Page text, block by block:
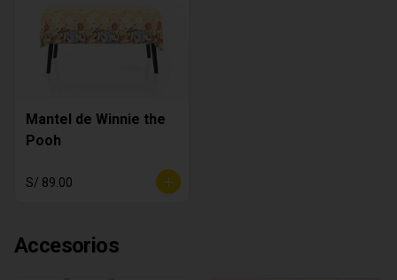
Mantel de Winnie the
Pooh
S/ 89.00
Accesorios